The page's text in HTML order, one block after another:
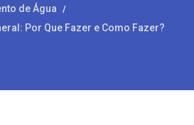
de Água
Por Que Fazer e Como Fazer?